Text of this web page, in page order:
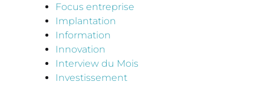
Focus entreprise
Implantation
Information
Innovation
Interview du Mois
Investissement